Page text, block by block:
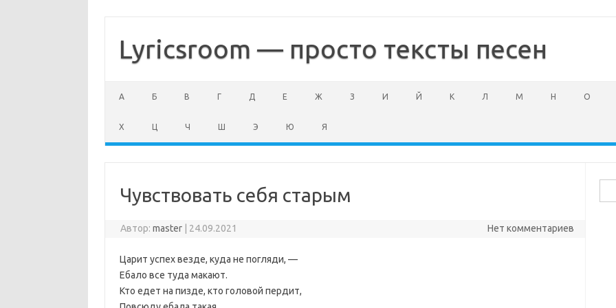
содержимому
Lyricsroom — просто тексты песен
А Б В Г Д Е Ж З И Й К Л М Н О
Х Ц Ч Ш Э Ю Я
Чувствовать себя старым
Автор:master 24.09.2021 Нет комментариев
Царит успех везде, куда не погляди, —
Ебало все туда макают.
Кто едет на пизде, кто головой пердит,